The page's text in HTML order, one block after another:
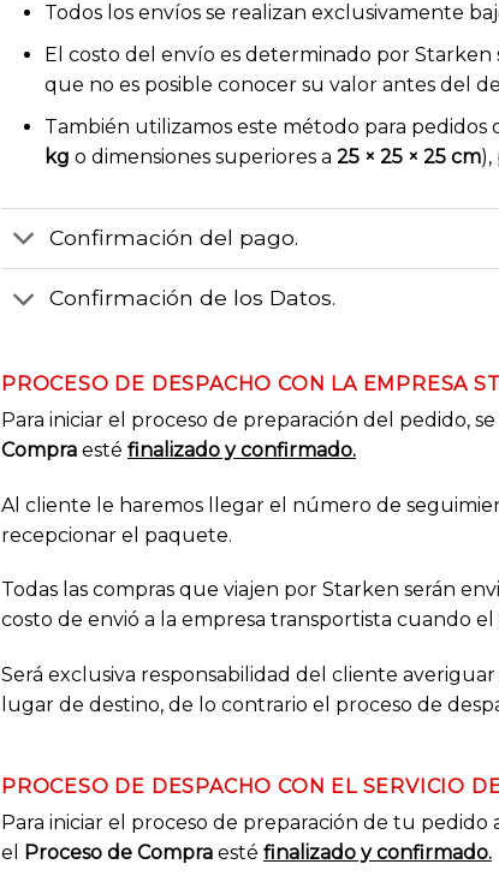
Todos los envíos se realizan exclusivamente
El costo del envío es determinado por Starken
que no es posible conocer su valor antes del
También utilizamos este método para
kg o dimensiones superiores a 25 × 25 × 25 cm),
Confirmación del pago.
Confirmación de los Datos.
PROCESO DE DESPACHO CON LA EMPRESA
Para iniciar el proceso de preparación del pedido,
Compra esté finalizado y confirmado.
Al cliente le haremos llegar el número de
recepcionar el paquete.
Todas las compras que viajen por Starken serán
costo de envió a la empresa transportista cuando
Será exclusiva responsabilidad del cliente averiguar
lugar de destino, de lo contrario el proceso de
PROCESO DE DESPACHO CON EL SERVICIO
Para iniciar el proceso de preparación de tu
el
Proceso de Compra esté finalizado y confirmado.